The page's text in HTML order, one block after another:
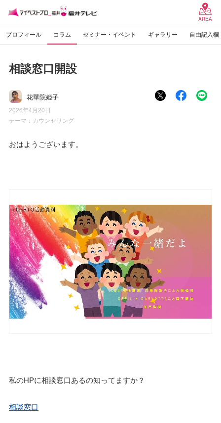
AREA
プロフィール コラム セミナー・イベント ギャラリー 自由記入欄
相談窓口開設
花華院姫子
2026年4月20日
テーマ： カウンセリング
おはようございます。
私のHPに相談窓口あるの知ってますか？
相談窓口